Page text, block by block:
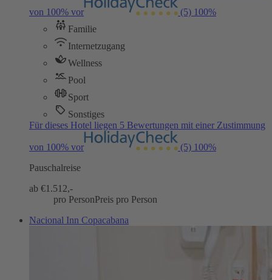
von 100% vor (5) 100%
Familie
Internetzugang
Wellness
Pool
Sport
Sonstiges
Für dieses Hotel liegen 5 Bewertungen mit einer Zustimmung
von 100% vor (5) 100%
Pauschalreise
ab €1.512,-
pro PersonPreis pro Person
Nacional Inn Copacabana